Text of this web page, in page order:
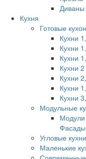
Диваны
Кухня
Готовые
Кухни
Кухни
Кухни
Кухни
Кухни
Кухни
Кухни
Модульные
Модули
Угловые кухни
Маленькие